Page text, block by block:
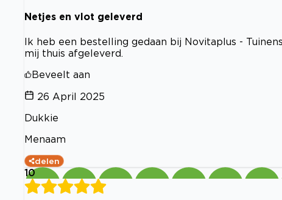
Netjes en vlot geleverd
Ik heb een bestelling gedaan bij Novitaplus -
mij thuis afgeleverd.
Beveelt aan
26 April 2025
Dukkie
Menaam
delen
10